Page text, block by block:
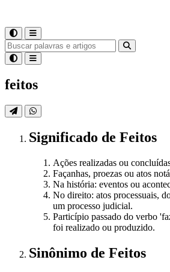
feitos
Significado de Feitos
Ações realizadas ou
Façanhas, proezas ou atos
Na história: eventos ou
No direito: atos processuais,
um processo judicial.
Particípio passado do verbo
foi realizado ou produzido.
Sinônimo de Feitos